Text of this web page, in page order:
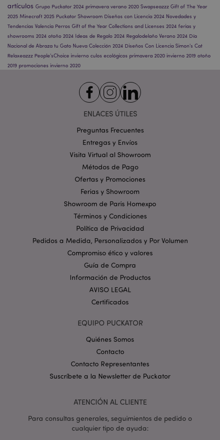
artículos Grupo Puckator 2024 primavera verano 2020 Swapseazzz Gift of The Year
2025 Minecraft 2025 Puckator Showroom Diseños con Licencia 2024 Novedades y
Tendencias Valencia Perros Gift of the Year Collections and Licenses 2024 ferias y
showrooms 2024 otoño 2024 Ideas de Regalo 2024 Regalodelaño Verano 2024 Día
Nacional de Abraza tu Gato Nueva Colección 2024 Diseños Con Licencia Simon's Cat
Relaxeazzz People'sChoice invierno culos ecológicos primavera 2020 invierno 2019 otoño
2019 promociones invierno 2020
ENLACES ÚTILES
Preguntas Frecuentes
Entregas y Envíos
Visita Virtual al Showroom
Métodos de Pago
Ofertas y Promociones
Ferias y Showroom
Showroom de Paris Homexpo
Términos y Condiciones
Política de Privacidad
Pedidos a Medida, Personalizados y Por Volumen
Compromiso ético y valores
Guía de Compra
Información de Productos
AVISO LEGAL
Certificados
EQUIPO PUCKATOR
Quiénes Somos
Contacto
Contacto Representantes
Suscríbete a la Newsletter de Puckator
ATENCIÓN AL CLIENTE
Para consultas generales, seguimientos de pedido o
cualquier tipo de ayuda:
form_key
Adobe Inc.
X-Magento-Vary